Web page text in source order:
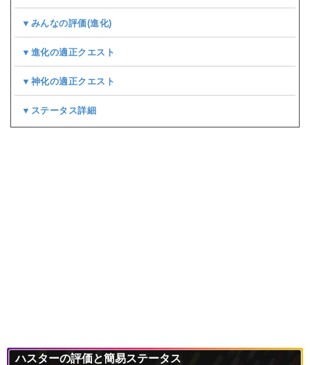
▼みんなの評価(進化)
▼進化の適正クエスト
▼神化の適正クエスト
▼ステータス詳細
ハスターの評価と簡易ステータス